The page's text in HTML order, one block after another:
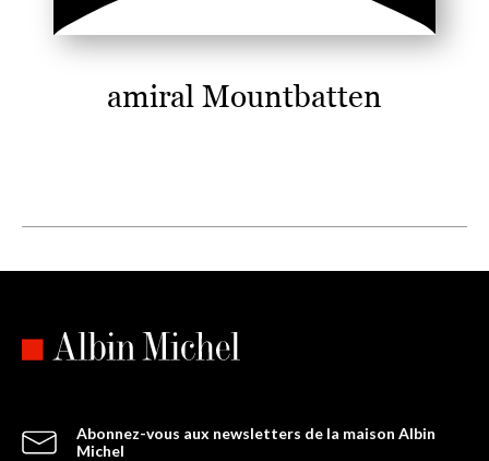
amiral Mountbatten
Abonnez-vous aux newsletters de la maison Albin
Michel